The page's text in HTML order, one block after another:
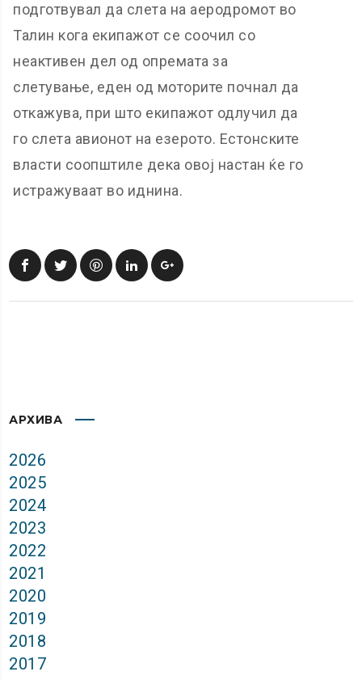
подготвувал да слета на аеродромот во
Талин кога екипажот се соочил со
неактивен дел од опремата за
слетување, еден од моторите почнал да
откажува, при што екипажот одлучил да
го слета авионот на езерото. Естонските
власти соопштиле дека овој настан ќе го
истражуваат во иднина.
АРХИВА
2026
2025
2024
2023
2022
2021
2020
2019
2018
2017